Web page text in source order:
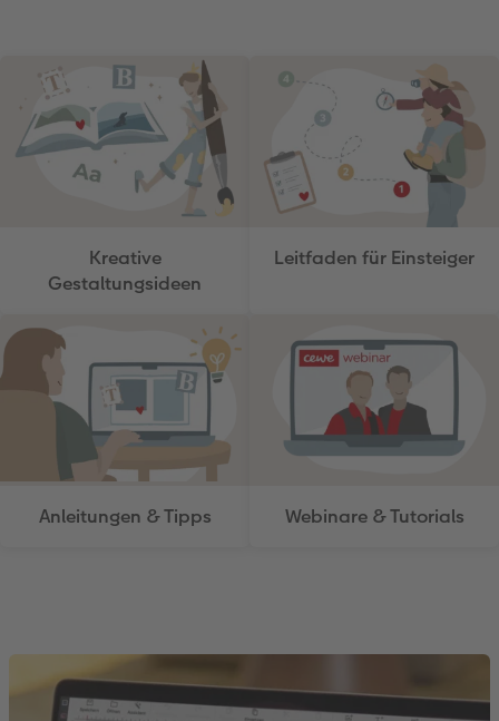
Kreative
Gestaltungsideen
Leitfaden für Einsteiger
Anleitungen & Tipps Webinare & Tutorials